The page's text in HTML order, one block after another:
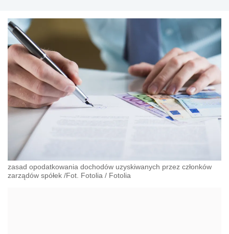
zasad opodatkowania dochodów uzyskiwanych przez członków
zarządów spółek /Fot. Fotolia / Fotolia